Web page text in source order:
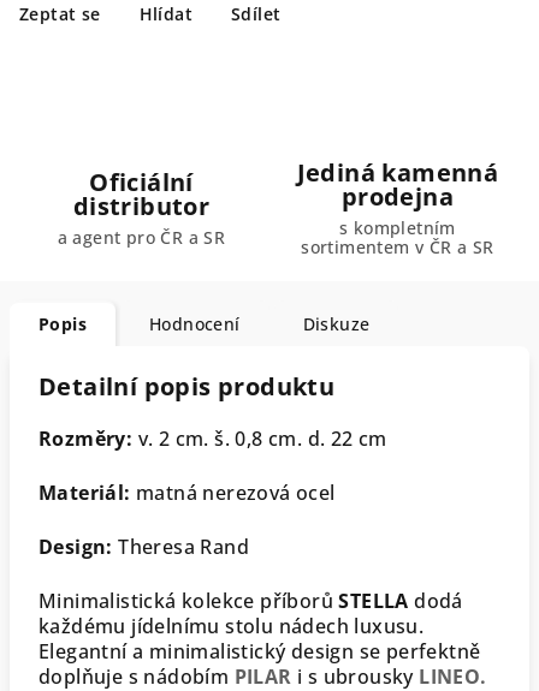
Zeptat se Hlídat Sdílet
Oficiální
distributor
a agent pro ČR a SR
Jediná kamenná
prodejna
s kompletním
sortimentem v ČR a SR
Popis Hodnocení Diskuze
Detailní popis produktu
Rozměry: v. 2 cm. š. 0,8 cm. d. 22 cm
Materiál: matná nerezová ocel
Design: Theresa Rand
Minimalistická kolekce příborůSTELLA dodá
každému jídelnímu stolu nádech luxusu.
Elegantní a minimalistický design se perfektně
doplňuje s nádobím PILAR i s ubrousky LINEO.